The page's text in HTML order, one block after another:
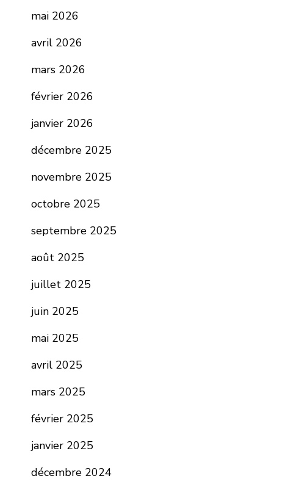
mai 2026
avril 2026
mars 2026
février 2026
janvier 2026
décembre 2025
novembre 2025
octobre 2025
septembre 2025
août 2025
juillet 2025
juin 2025
mai 2025
avril 2025
mars 2025
février 2025
janvier 2025
décembre 2024